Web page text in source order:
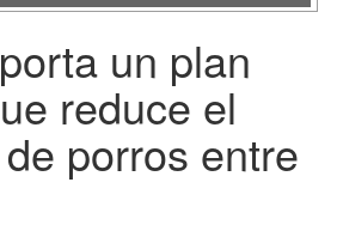
un plan
reduce el
porros entre